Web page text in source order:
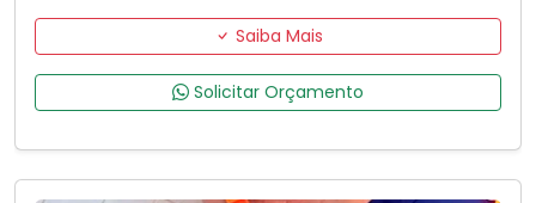
Saiba Mais
Solicitar Orçamento